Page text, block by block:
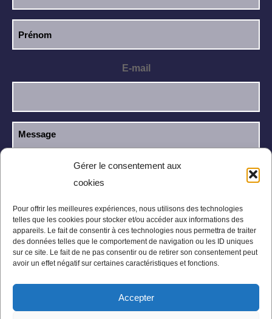
Gérer le consentement aux
cookies
Pour offrir les meilleures expériences, nous utilisons des technologies
telles que les cookies pour stocker et/ou accéder aux informations des
appareils. Le fait de consentir à ces technologies nous permettra de traiter
des données telles que le comportement de navigation ou les ID uniques
sur ce site. Le fait de ne pas consentir ou de retirer son consentement peut
avoir un effet négatif sur certaines caractéristiques et fonctions.
Accepter
E-mail
J’ai lu et j’accepte la
confidentialité.